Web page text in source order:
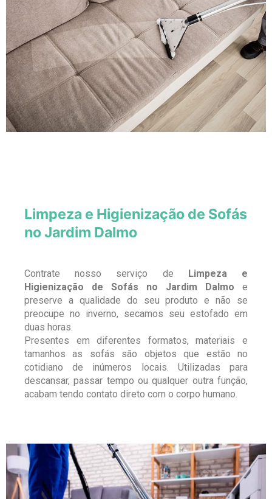
Limpeza e Higienização de Sofás
no Jardim Dalmo
Contrate nosso serviço de Limpeza e
Higienização de Sofás no Jardim Dalmo e
preserve a qualidade do seu produto e não se
preocupe no inverno, secamos seu estofado em
duas horas.
Presentes em diferentes formatos, materiais e
tamanhos as sofás são objetos que estão no
cotidiano de inúmeros locais. Utilizadas para
descansar, passar tempo ou qualquer outra função,
acabam tendo contato direto com o corpo humano.